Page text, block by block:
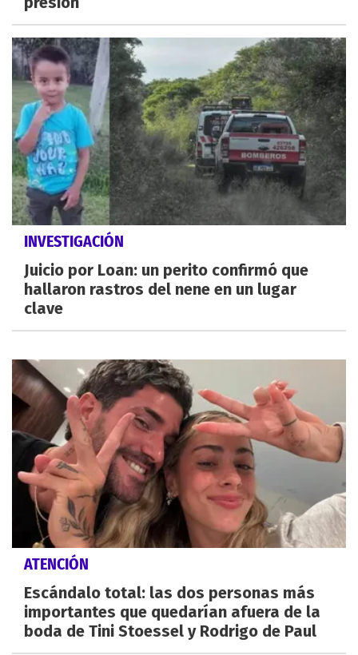
INVESTIGACIÓN
Juicio por Loan: un perito confirmó que
hallaron rastros del nene en un lugar
clave
ATENCIÓN
Escándalo total: las dos personas más
importantes que quedarían afuera de la
boda de Tini Stoessel y Rodrigo de Paul